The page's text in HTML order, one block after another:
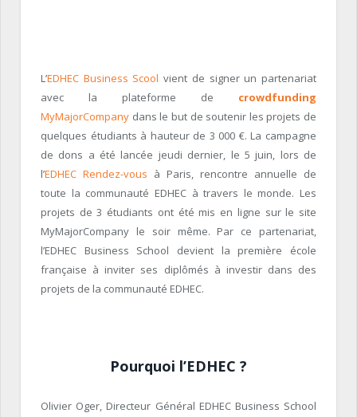
L’EDHEC Business Scoolvient de signer un partenariat
avec la plateforme de crowdfunding
MyMajorCompany dans le but de soutenir les projets de
quelques étudiants à hauteur de 3 000 €. La campagne
de dons a été lancée jeudi dernier, le 5 juin, lors de
l’EDHEC Rendez-vous à Paris, rencontre annuelle de
toute la communauté EDHEC à travers le monde. Les
projets de 3 étudiants ont été mis en ligne sur le site
MyMajorCompany le soir même. Par ce partenariat,
l’EDHEC Business School devient la première école
française à inviter ses diplômés à investir dans des
projets de la communauté EDHEC.
Pourquoi l’EDHEC ?
Olivier Oger, Directeur Général EDHEC Business School